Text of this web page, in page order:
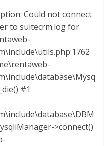
Could not connect
to suitecrm.log for
#1
>connect()